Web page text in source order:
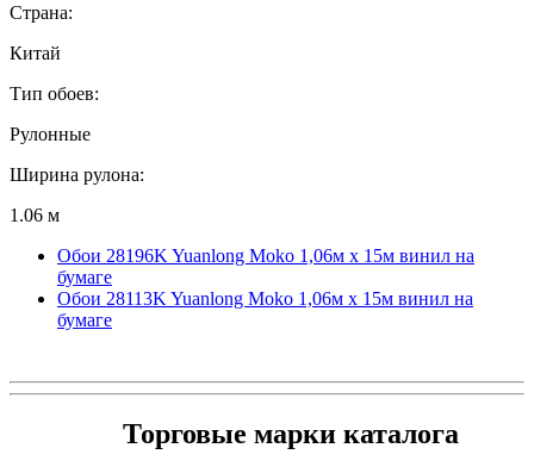
Страна:
Китай
Тип обоев:
Рулонные
Ширина рулона:
1.06 м
Обои 28196K Yuanlong Moko 1,06м x 15м винил на
бумаге
Обои 28113K Yuanlong Moko 1,06м x 15м винил на
бумаге
Торговые марки каталога